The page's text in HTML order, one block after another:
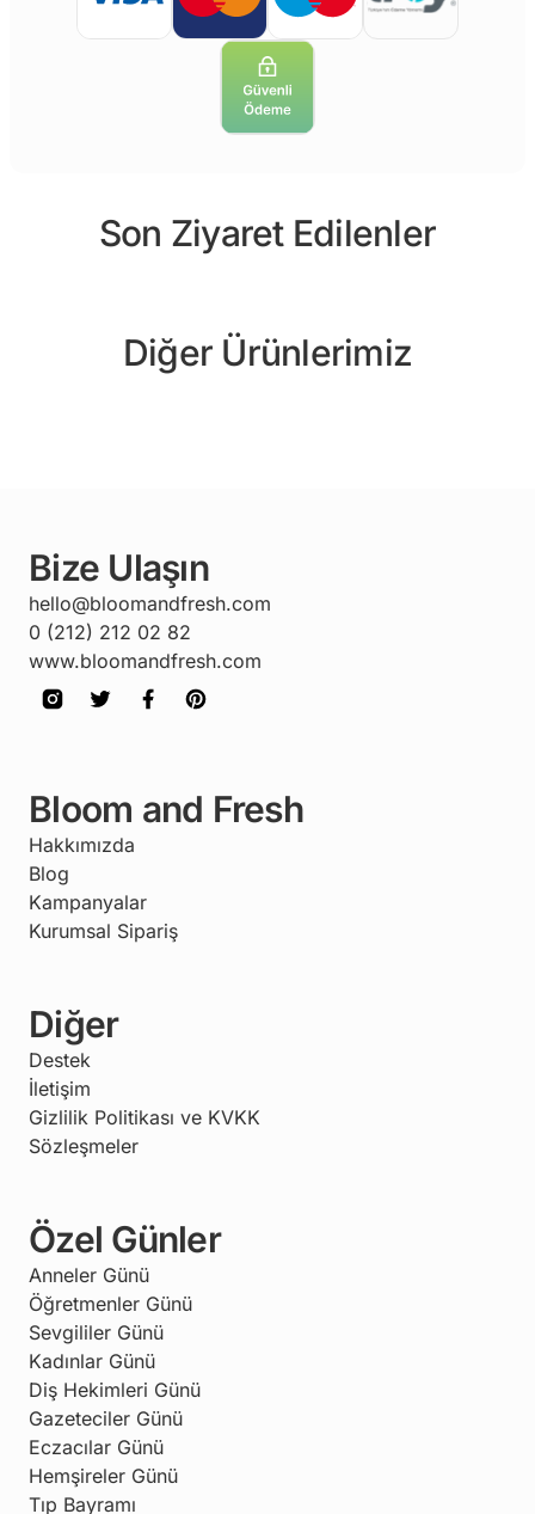
Son Ziyaret Edilenler
Diğer Ürünlerimiz
Bize Ulaşın
hello@bloomandfresh.com
0 (212) 212 02 82
www.bloomandfresh.com
Bloom and Fresh
Hakkımızda
Blog
Kampanyalar
Kurumsal Sipariş
Diğer
Destek
İletişim
Gizlilik Politikası ve KVKK
Sözleşmeler
Özel Günler
Anneler Günü
Öğretmenler Günü
Sevgililer Günü
Kadınlar Günü
Diş Hekimleri Günü
Gazeteciler Günü
Eczacılar Günü
Hemşireler Günü
Tıp Bayramı